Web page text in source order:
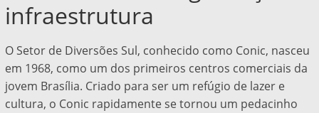
infraestrutura
O Setor de Diversões Sul, conhecido como Conic, nasceu
em 1968, como um dos primeiros centros comerciais da
jovem Brasília. Criado para ser um refúgio de lazer e
cultura, o Conic rapidamente se tornou um pedacinho